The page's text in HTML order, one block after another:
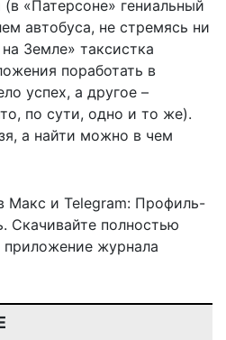
«Патерсоне» гениальный
автобуса, не стремясь ни
Земле» таксистка
поработать в
успех, а другое –
по сути, одно и то же).
а найти можно в чем
Макс и Telegram: Профиль-
. Скачивайте полностью
приложение журнала